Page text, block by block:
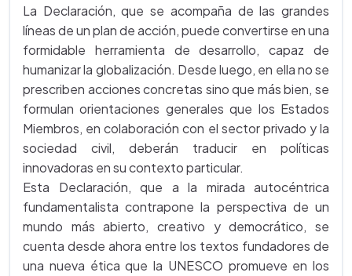
La Declaración, que se acompaña de las grandes
líneas de un plan de acción, puede convertirse en una
formidable herramienta de desarrollo, capaz de
humanizar la globalización. Desde luego, en ella no se
prescriben acciones concretas sino que más bien, se
formulan orientaciones generales que los Estados
Miembros, en colaboración con el sector privado y la
sociedad civil, deberán traducir en políticas
innovadoras en su contexto particular.
Esta Declaración, que a la mirada autocéntrica
fundamentalista contrapone la perspectiva de un
mundo más abierto, creativo y democrático, se
cuenta desde ahora entre los textos fundadores de
una nueva ética que la UNESCO promueve en los